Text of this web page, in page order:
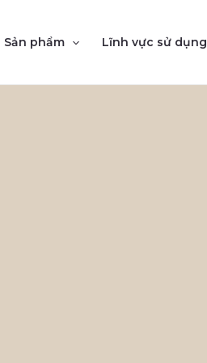
Sản phẩm Lĩnh vực sử dụng